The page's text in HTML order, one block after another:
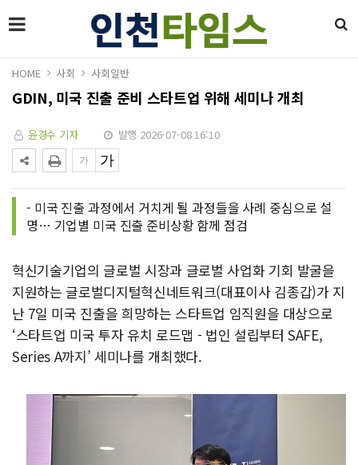
HOME 사회 사회일반
GDIN, 미국 진출 준비 스타트업 위해 세미나 개최
윤경수 기자 발행 2026-07-08 16:10
- 미국 진출 과정에서 거치게 될 과정들을 사례 중심으로 설
명… 기업별 미국 진출 준비상황 함께 점검
혁신기술기업의 글로벌 시장과 글로벌 사업화 기회 발굴을
지원하는 글로벌디지털혁신네트워크(대표이사 김종갑)가 지
난 7일 미국 진출을 희망하는 스타트업 임직원을 대상으로
‘스타트업 미국 투자 유치 로드맵 - 법인 설립부터 SAFE,
Series A까지’ 세미나를 개최했다.